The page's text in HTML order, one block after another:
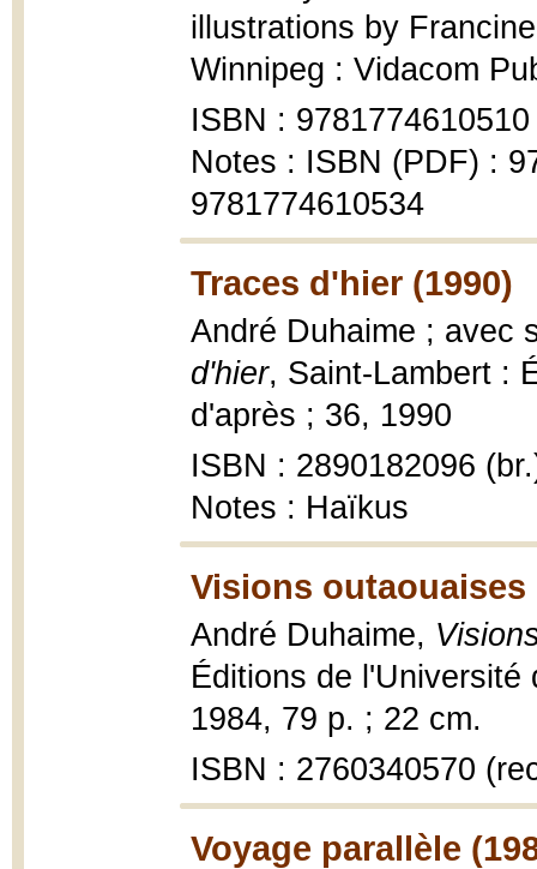
illustrations by
Winnipeg : Vidacom
ISBN : 9781774610510
Notes : ISBN (PDF) :
9781774610534
Traces d'hier (1990)
André Duhaime ; avec
d'hier, Saint-Lambert :
d'après ; 36, 1990
ISBN : 2890182096
Notes : Haïkus
Visions outaouaises
André Duhaime,
Éditions de
1984, 79 p. ; 22 cm.
ISBN : 2760340570
Voyage parallèle